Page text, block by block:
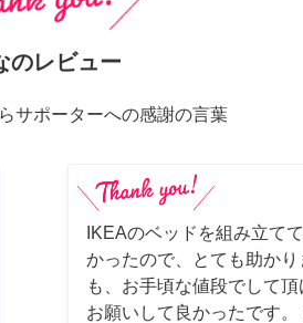
のレビュー
サポーターへの感謝の言葉
IKEAのベッドを組み立て
かったので、とても助か
も、お手頃な値段でして
お願いして良かったです